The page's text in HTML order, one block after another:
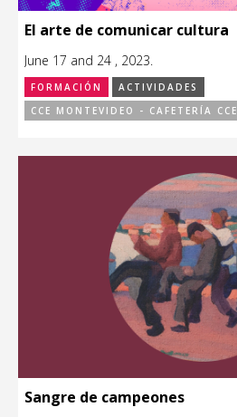
El arte de comunicar cultura
June 17 and 24 , 2023.
FORMACIÓN
ACTIVIDADES
CCE MONTEVIDEO - CAFETERÍA CCE
Sangre de campeones